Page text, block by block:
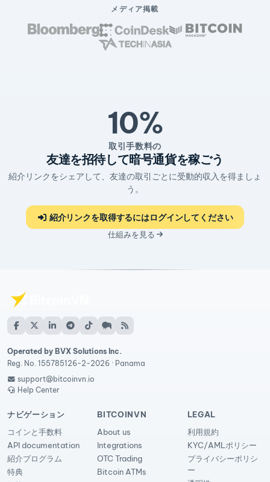
メディア掲載
10%
取引手数料の
友達を招待して暗号通貨を稼ごう
紹介リンクをシェアして、友達の取引ごとに受動的収入を得ましょ
う。
紹介リンクを取得するにはログインしてください
仕組みを見る
Operated by BVX Solutions Inc.
Reg. No. 155785126-2-2026 · Panama
support@bitcoinvn.io
Help Center
ナビゲーション
コインと手数料
API documentation
紹介プログラム
特典
BITCOINVN
About us
Integrations
OTC Trading
Bitcoin ATMs
LEGAL
利用規約
KYC/AMLポリシー
プライバシーポリシ
ー